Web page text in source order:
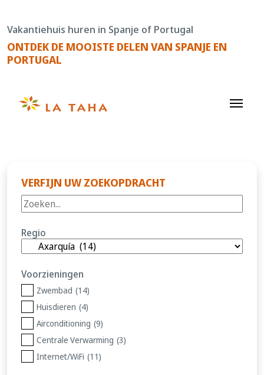
de
content
Vakantiehuis huren in Spanje of Portugal
ONTDEK DE MOOISTE DELEN VAN SPANJE EN
PORTUGAL
VERFIJN UW ZOEKOPDRACHT
Regio
Voorzieningen
Zwembad (14)
Huisdieren (4)
Airconditioning (9)
Centrale Verwarming (3)
Internet/WiFi (11)